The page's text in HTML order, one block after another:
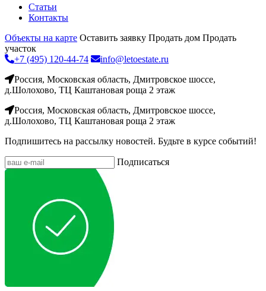
Статьи
Контакты
Объекты на карте Оставить заявку Продать дом Продать
участок
+7 (495) 120-44-74
info@letoestate.ru
Россия, Московская область, Дмитровское шоссе,
д.Шолохово, ТЦ Каштановая роща 2 этаж
Россия, Московская область, Дмитровское шоссе,
д.Шолохово, ТЦ Каштановая роща 2 этаж
Подпишитесь на рассылку новостей. Будьте в курсе событий!
Подписаться